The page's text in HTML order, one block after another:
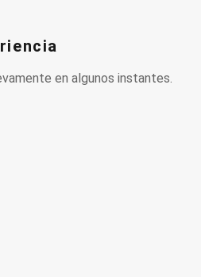
en algunos instantes.